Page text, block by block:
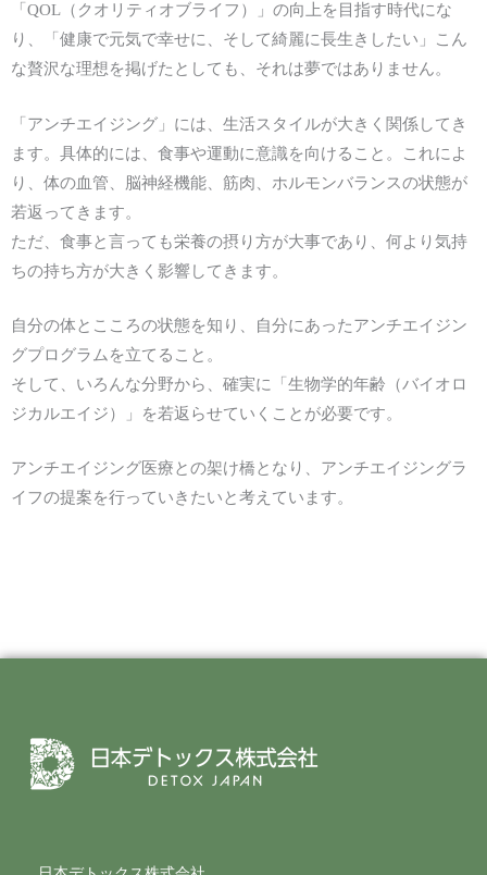
「QOL（クオリティオブライフ）」の向上を目指す時代にな
り、「健康で元気で幸せに、そして綺麗に長生きしたい」こん
な贅沢な理想を掲げたとしても、それは夢ではありません。
「アンチエイジング」には、生活スタイルが大きく関係してき
ます。具体的には、食事や運動に意識を向けること。これによ
り、体の血管、脳神経機能、筋肉、ホルモンバランスの状態が
若返ってきます。
ただ、食事と言っても栄養の摂り方が大事であり、何より気持
ちの持ち方が大きく影響してきます。
自分の体とこころの状態を知り、自分にあったアンチエイジン
グプログラムを立てること。
そして、いろんな分野から、確実に「生物学的年齢（バイオロ
ジカルエイジ）」を若返らせていくことが必要です。
アンチエイジング医療との架け橋となり、アンチエイジングラ
イフの提案を行っていきたいと考えています。